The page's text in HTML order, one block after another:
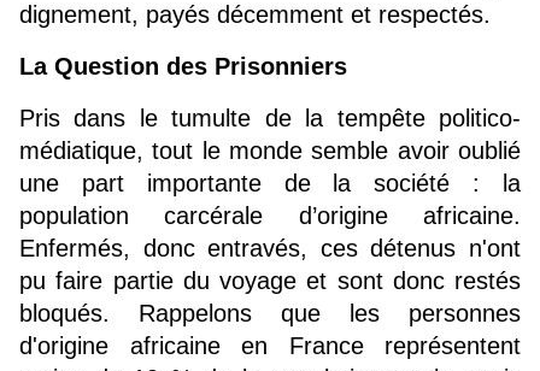
dignement, payés décemment et respectés.
La Question des Prisonniers
Pris dans le tumulte de la tempête politico-
médiatique, tout le monde semble avoir oublié
une part importante de la société : la
population carcérale d’origine africaine.
Enfermés, donc entravés, ces détenus n'ont
pu faire partie du voyage et sont donc restés
bloqués. Rappelons que les personnes
d'origine africaine en France représentent